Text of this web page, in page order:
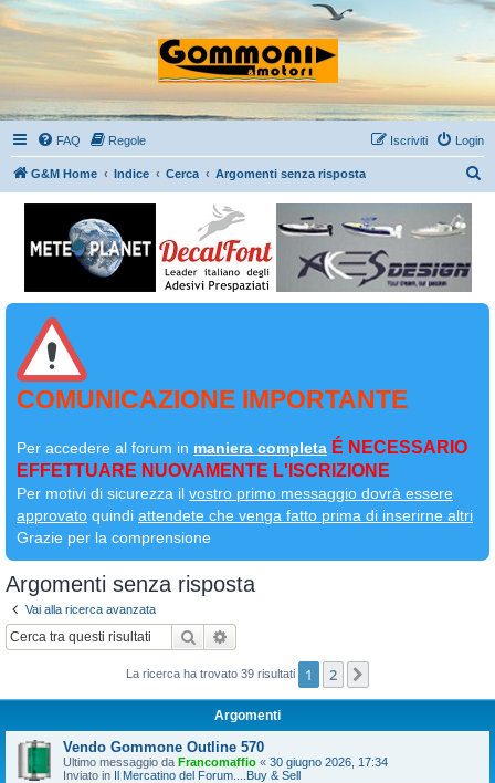
FAQ Regole Login
Iscriviti
G&M Home Indice Cerca Argomenti senza risposta
COMUNICAZIONE IMPORTANTE
Per accedere al forum in maniera completa É NECESSARIO
EFFETTUARE NUOVAMENTE L'ISCRIZIONE
Per motivi di sicurezza il vostro primo messaggio dovrà essere
approvato quindi attendete che venga fatto prima di inserirne altri
Grazie per la comprensione
Argomenti senza risposta
Vai alla ricerca avanzata
Cerca
La ricerca ha trovato 39 risultati 1 2
Argomenti
Vendo Gommone Outline 570
Ultimo messaggio da Francomaffio « 30 giugno 2026, 17:34
Inviato in Il Mercatino del Forum....Buy & Sell